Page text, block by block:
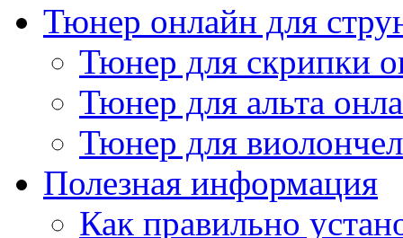
Тюнер онлайн для
Тюнер для скрипки
Тюнер для альта
Тюнер для
Полезная информация
Как правильно